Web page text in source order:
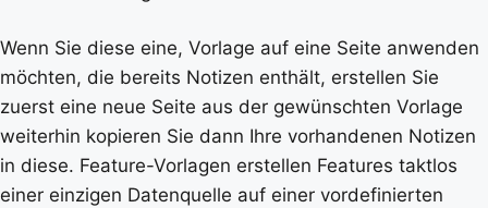
Wenn Sie diese eine, Vorlage auf eine Seite anwenden
möchten, die bereits Notizen enthält, erstellen Sie
zuerst eine neue Seite aus der gewünschten Vorlage
weiterhin kopieren Sie dann Ihre vorhandenen Notizen
in diese. Feature-Vorlagen erstellen Features taktlos
einer einzigen Datenquelle auf einer vordefinierten